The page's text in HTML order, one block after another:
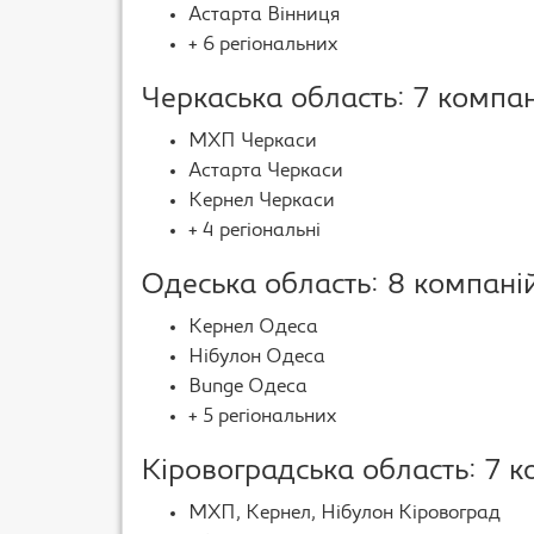
Астарта Вінниця
+ 6 регіональних
Черкаська область: 7
МХП Черкаси
Астарта Черкаси
Кернел Черкаси
+ 4 регіональні
Одеська область: 8
Кернел Одеса
Нібулон Одеса
Bunge Одеса
+ 5 регіональних
Кіровоградська область: 7
МХП, Кернел, Нібулон Кіровоград